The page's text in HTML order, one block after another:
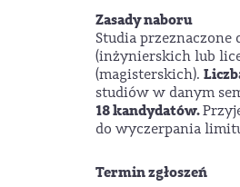
Zasady naboru
Studia
(inżynierskich lub
(magisterskich).
studiów w danym
18kandydatów.
do wyczerpania
Termin zgłoszeń